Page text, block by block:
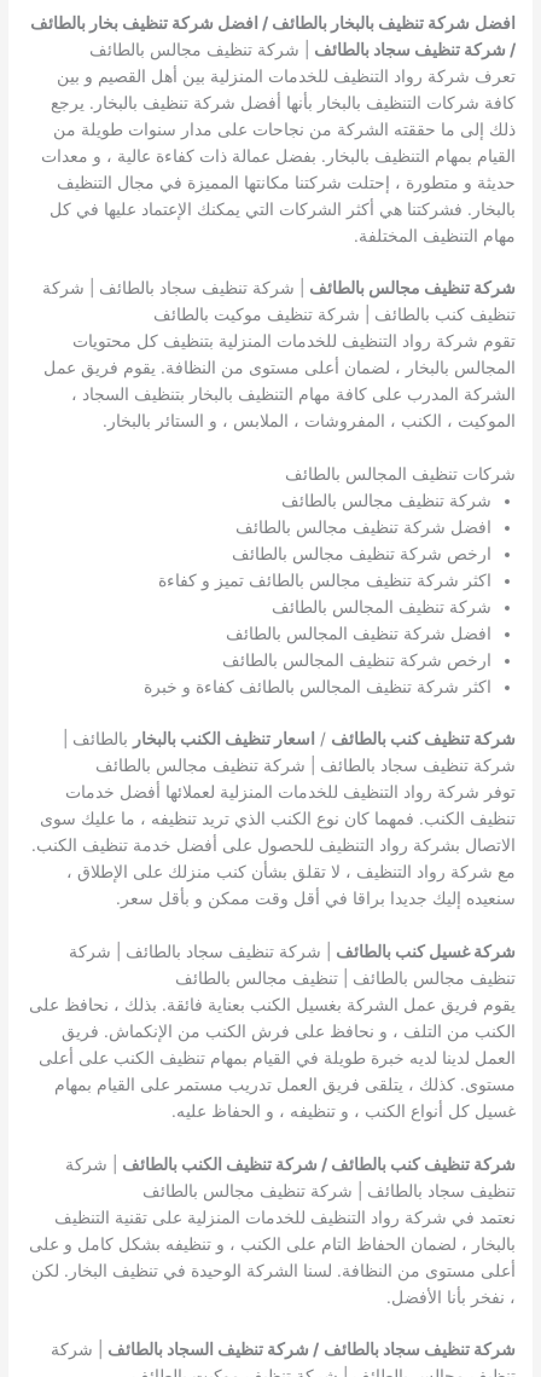
افضل شركة تنظيف بالبخار بالطائف / افضل شركة تنظيف بخار بالطائف
/ شركة تنظيف سجاد بالطائف | شركة تنظيف مجالس بالطائف
تعرف شركة رواد التنظيف للخدمات المنزلية بين أهل القصيم و بين
كافة شركات التنظيف بالبخار بأنها أفضل شركة تنظيف بالبخار. يرجع
ذلك إلى ما حققته الشركة من نجاحات على مدار سنوات طويلة من
القيام بمهام التنظيف بالبخار. بفضل عمالة ذات كفاءة عالية ، و معدات
حديثة و متطورة ، إحتلت شركتنا مكانتها المميزة في مجال التنظيف
بالبخار. فشركتنا هي أكثر الشركات التي يمكنك الإعتماد عليها في كل
مهام التنظيف المختلفة.
شركة تنظيف مجالس بالطائف | شركة تنظيف سجاد بالطائف | شركة
تنظيف كنب بالطائف | شركة تنظيف موكيت بالطائف
تقوم شركة رواد التنظيف للخدمات المنزلية بتنظيف كل محتويات
المجالس بالبخار ، لضمان أعلى مستوى من النظافة. يقوم فريق عمل
الشركة المدرب على كافة مهام التنظيف بالبخار بتنظيف السجاد ،
الموكيت ، الكنب ، المفروشات ، الملابس ، و الستائر بالبخار.
شركات تنظيف المجالس بالطائف
شركة تنظيف مجالس بالطائف
افضل شركة تنظيف مجالس بالطائف
ارخص شركة تنظيف مجالس بالطائف
اكثر شركة تنظيف مجالس بالطائف تميز و كفاءة
شركة تنظيف المجالس بالطائف
افضل شركة تنظيف المجالس بالطائف
ارخص شركة تنظيف المجالس بالطائف
اكثر شركة تنظيف المجالس بالطائف كفاءة و خبرة
شركة تنظيف كنب بالطائف / اسعار تنظيف الكنب بالبخار بالطائف |
شركة تنظيف سجاد بالطائف | شركة تنظيف مجالس بالطائف
توفر شركة رواد التنظيف للخدمات المنزلية لعملائها أفضل خدمات
تنظيف الكنب. فمهما كان نوع الكنب الذي تريد تنظيفه ، ما عليك سوى
الاتصال بشركة رواد التنظيف للحصول على أفضل خدمة تنظيف الكنب.
مع شركة رواد التنظيف ، لا تقلق بشأن كنب منزلك على الإطلاق ،
سنعيده إليك جديدا براقا في أقل وقت ممكن و بأقل سعر.
شركة غسيل كنب بالطائف | شركة تنظيف سجاد بالطائف | شركة
تنظيف مجالس بالطائف | تنظيف مجالس بالطائف
يقوم فريق عمل الشركة بغسيل الكنب بعناية فائقة. بذلك ، نحافظ على
الكنب من التلف ، و نحافظ على فرش الكنب من الإنكماش. فريق
العمل لدينا لديه خبرة طويلة في القيام بمهام تنظيف الكنب على أعلى
مستوى. كذلك ، يتلقى فريق العمل تدريب مستمر على القيام بمهام
غسيل كل أنواع الكنب ، و تنظيفه ، و الحفاظ عليه.
شركة تنظيف كنب بالطائف / شركة تنظيف الكنب بالطائف | شركة
تنظيف سجاد بالطائف | شركة تنظيف مجالس بالطائف
نعتمد في شركة رواد التنظيف للخدمات المنزلية على تقنية التنظيف
بالبخار ، لضمان الحفاظ التام على الكنب ، و تنظيفه بشكل كامل و على
أعلى مستوى من النظافة. لسنا الشركة الوحيدة في تنظيف البخار. لكن
، نفخر بأنا الأفضل.
شركة تنظيف سجاد بالطائف / شركة تنظيف السجاد بالطائف | شركة